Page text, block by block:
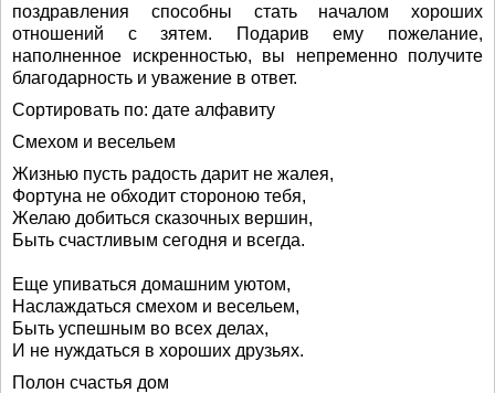
поздравления способны стать началом хороших
отношений с зятем. Подарив ему пожелание,
наполненное искренностью, вы непременно получите
благодарность и уважение в ответ.
Сортировать по: дате алфавиту
Смехом и весельем
Жизнью пусть радость дарит не жалея,
Фортуна не обходит стороною тебя,
Желаю добиться сказочных вершин,
Быть счастливым сегодня и всегда.
Еще упиваться домашним уютом,
Наслаждаться смехом и весельем,
Быть успешным во всех делах,
И не нуждаться в хороших друзьях.
Полон счастья дом